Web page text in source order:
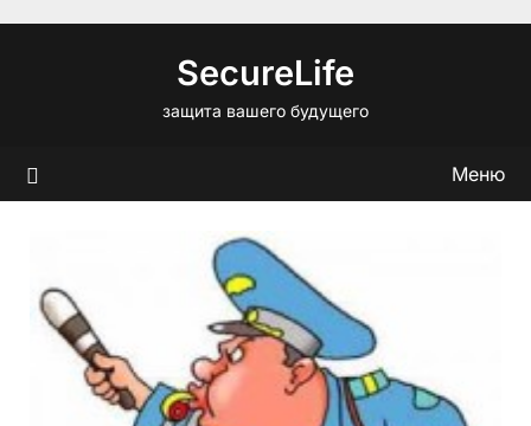
SecureLife
защита вашего будущего
Меню